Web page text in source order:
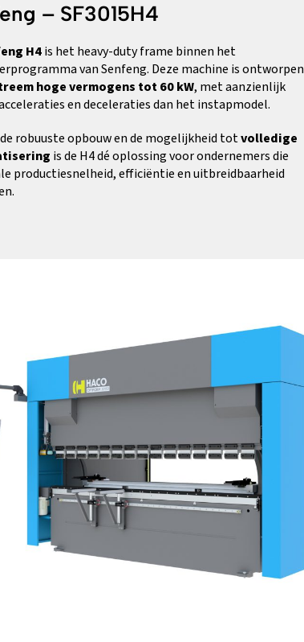
– SF3015H4
H4is het heavy-duty frame binnen het
van Senfeng. Deze machine is ontworpen
hoge vermogens tot 60 kW, met aanzienlijk
en deceleraties dan het instapmodel.
robuuste opbouw en de mogelijkheid totvolledige
is de H4 dé oplossing voor ondernemers die
productiesnelheid, efficiëntie en uitbreidbaarheid